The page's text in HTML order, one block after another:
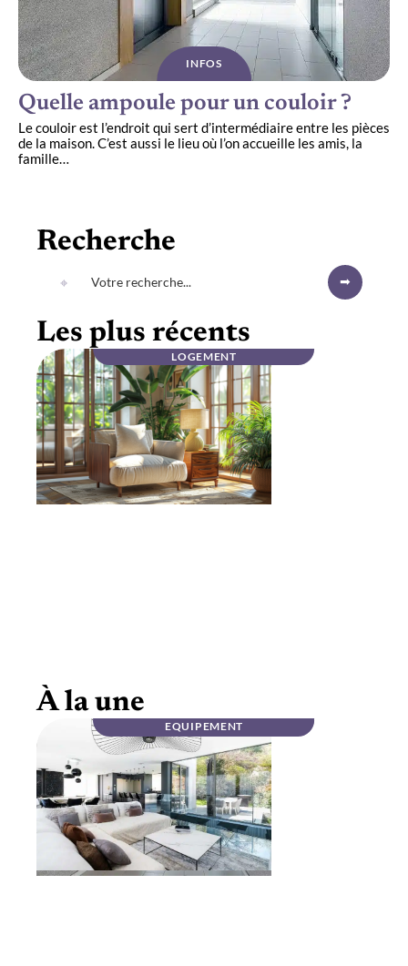
INFOS
Quelle ampoule pour un couloir ?
Le couloir est l’endroit qui sert d’intermédiaire entre les pièces
de la maison. C’est aussi le lieu où l’on accueille les amis, la
famille
Recherche
Les plus récents
LOGEMENT
INFOS
À la une
EQUIPEMENT